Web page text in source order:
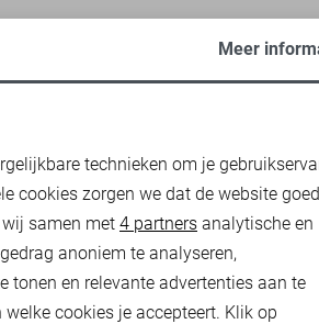
LEGEND SWEATERS PME LEGEND
Marketing cookies
Meer
technieken om je
cookies zorgen we dat de website goed
samen met 4 partners analytische en
anoniem te analyseren,
tonen en relevante advertenties aan te
cookies je accepteert. Klik op